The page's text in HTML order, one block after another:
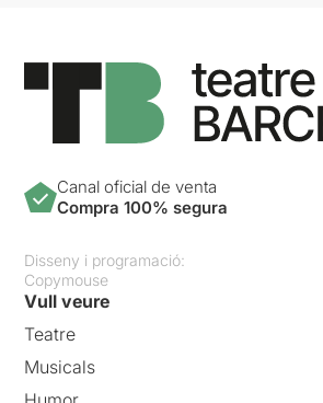
Canal oficial de venta
Compra 100% segura
Disseny i programació:
Copymouse
Vull veure
Teatre
Musicals